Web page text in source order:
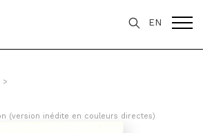
EN
>
(version inédite en couleurs directes)